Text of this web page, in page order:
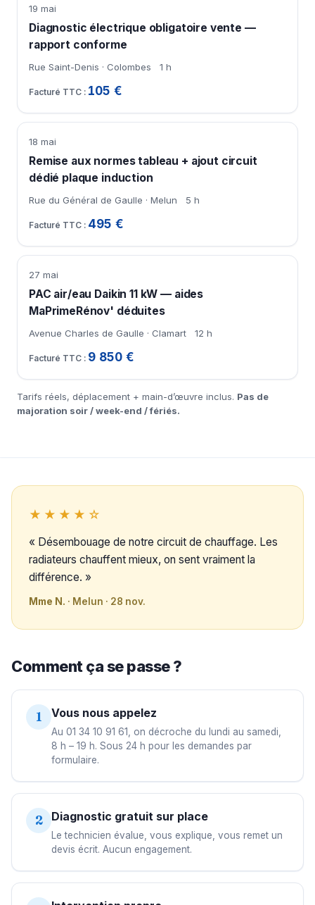
19 mai
Diagnostic électrique obligatoire vente —
rapport conforme
Rue Saint-Denis · Colombes 1 h
105 €
18 mai
Remise aux normes tableau + ajout circuit
dédié plaque induction
Rue du Général de Gaulle · Melun 5 h
495 €
27 mai
PAC air/eau Daikin 11 kW — aides
MaPrimeRénov' déduites
Avenue Charles de Gaulle · Clamart 12 h
9 850 €
Tarifs réels, déplacement + main-d’œuvre inclus. Pas de
majoration soir / week-end / fériés.
★★★★☆
« Désembouage de notre circuit de chauffage. Les
radiateurs chauffent mieux, on sent vraiment la
différence. »
Mme N. · Melun · 28 nov.
Comment ça se passe ?
1 Vous nous appelez
Au 01 34 10 91 61, on décroche du lundi au samedi,
8 h – 19 h. Sous 24 h pour les demandes par
formulaire.
2 Diagnostic gratuit sur place
Le technicien évalue, vous explique, vous remet un
devis écrit. Aucun engagement.